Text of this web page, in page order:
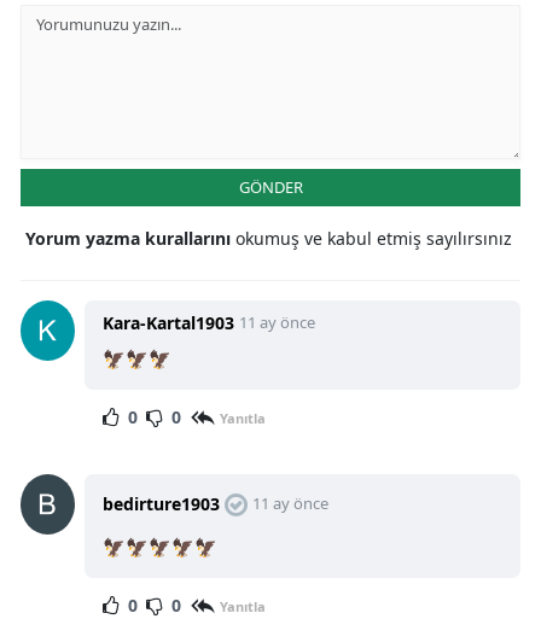
GÖNDER
Yorum yazma kurallarını okumuş ve kabul etmiş sayılırsınız
Kara-Kartal1903 11 ay önce
🦅🦅🦅
0 0 Yanıtla
bedirture1903 11 ay önce
🦅🦅🦅🦅🦅
0 0 Yanıtla